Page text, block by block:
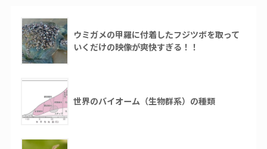
ウミガメの甲羅に付着したフジツボを取って
いくだけの映像が爽快すぎる！！
世界のバイオーム（生物群系）の種類